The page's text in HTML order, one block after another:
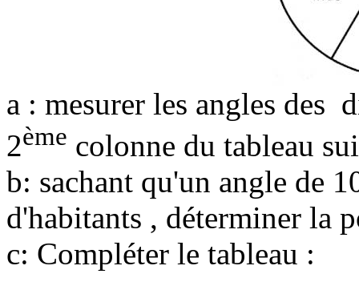
a : mesurer les angles des
2ème colonne du tableau
b: sachant qu'un angle de
d'habitants , déterminer la
c: Compléter le tableau :